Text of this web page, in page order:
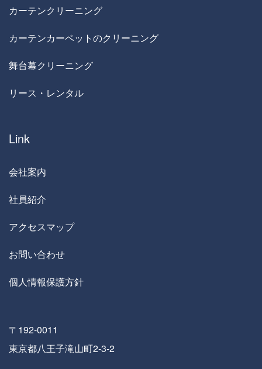
カーテンクリーニング
カーテンカーペットのクリーニング
舞台幕クリーニング
リース・レンタル
Link
会社案内
社員紹介
アクセスマップ
お問い合わせ
個人情報保護方針
〒192-0011
東京都八王子滝山町2-3-2